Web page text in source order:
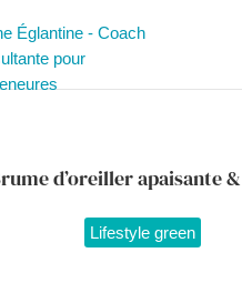
d’oreiller apaisante
Lifestyle green